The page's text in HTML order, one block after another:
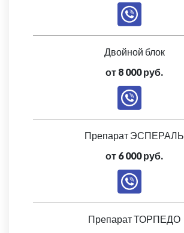
Двойной блок
от 8 000 руб.
Препарат ЭСПЕРАЛЬ
от 6 000 руб.
Препарат ТОРПЕДО